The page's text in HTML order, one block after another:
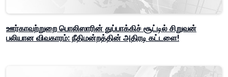
ஊர்காவற்றுறை பொலிஸாரின் துப்பாக்கிச் சூட்டில் சிறுவன்
பலியான விவகாரம்: நீதிமன்றத்தின் அதிரடி கட்டளை!